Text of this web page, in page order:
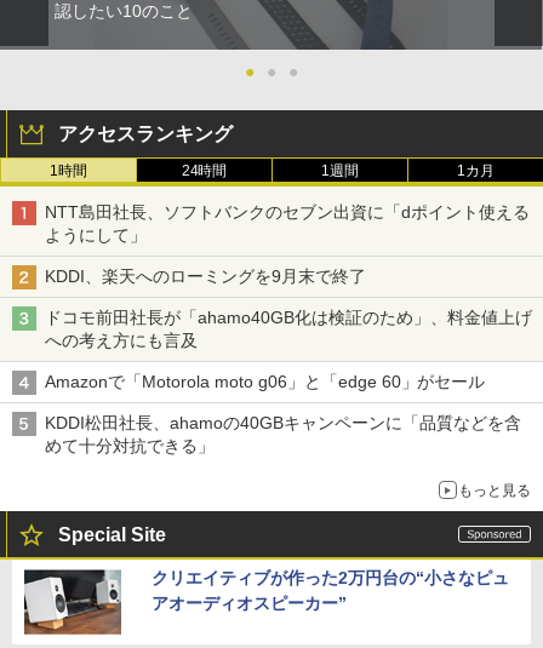
認したい10のこと
● ● ●
アクセスランキング
1時間 24時間 1週間 1カ月
NTT島田社長、ソフトバンクのセブン出資に「dポイント使える
ようにして」
KDDI、楽天へのローミングを9月末で終了
ドコモ前田社長が「ahamo40GB化は検証のため」、料金値上げ
への考え方にも言及
Amazonで「Motorola moto g06」と「edge 60」がセール
KDDI松田社長、ahamoの40GBキャンペーンに「品質などを含
めて十分対抗できる」
もっと見る
Special Site
クリエイティブが作った2万円台の“小さなピュ
アオーディオスピーカー”